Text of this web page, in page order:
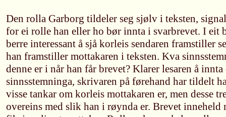
Den rolla Garborg tildeler seg sjølv i teksten,
for ei rolle han eller ho bør innta i svarbrevet. I eit
berre interessant å sjå korleis sendaren framstiller
han framstiller mottakaren i teksten. Kva
denne er i når han får brevet? Klarer lesaren å
sinnsstemninga, skrivaren på førehand har tildelt
visse tankar om korleis mottakaren er, men desse
overeins med slik han i røynda er. Brevet inneheld